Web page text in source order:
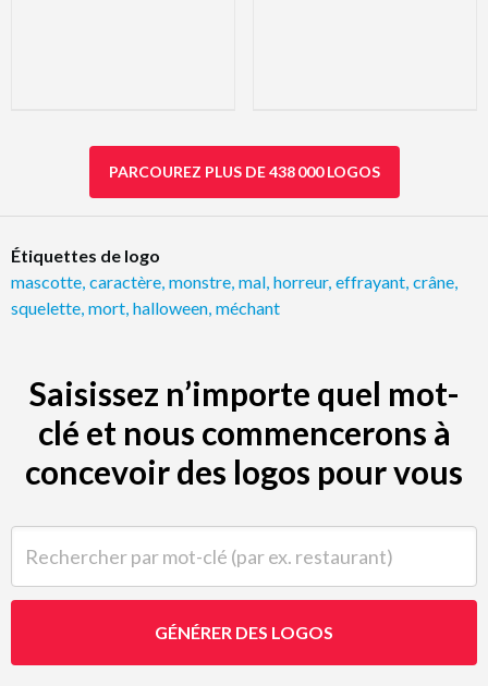
PARCOUREZ PLUS DE 438 000 LOGOS
Étiquettes de logo
mascotte caractère monstre mal horreur, effrayant crâne
squelette mort halloween méchant
Saisissez n’importe quel mot-
clé et nous commencerons à
concevoir des logos pour vous
GÉNÉRER DES LOGOS